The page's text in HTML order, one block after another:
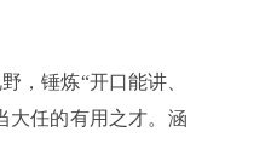
，锤炼“开口能讲、
大任的有用之才。涵